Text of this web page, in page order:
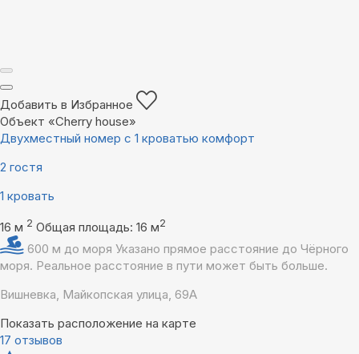
Добавить в Избранное
Объект «Cherry house»
Двухместный номер с 1 кроватью комфорт
2 гостя
1 кровать
16 м 2 Общая площадь: 16 м2
600 м до моря Указано прямое расстояние до Чёрного
моря. Реальное расстояние в пути может быть больше.
Вишневка, Майкопская улица, 69А
Показать расположение на карте
17 отзывов